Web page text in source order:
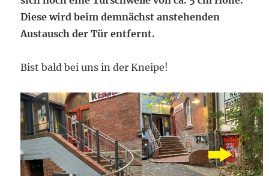
Diese wird beim demnächst anstehenden
Austausch der Tür entfernt.
Bist bald bei uns in der Kneipe!